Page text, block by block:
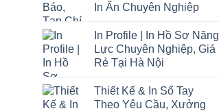
In Ấn Chuyên Nghiệp
In Profile | In Hồ Sơ Năng
Lực Chuyên Nghiệp, Giá
Rẻ Tại Hà Nội
Thiết Kế & In Sổ Tay
Theo Yêu Cầu, Xưởng